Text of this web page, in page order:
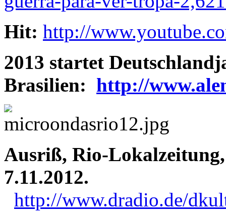
Hit: http://
2013 startet
Brasilien: http://
Ausriß, Rio-
7.11.2012.
http://www.dradio.de/